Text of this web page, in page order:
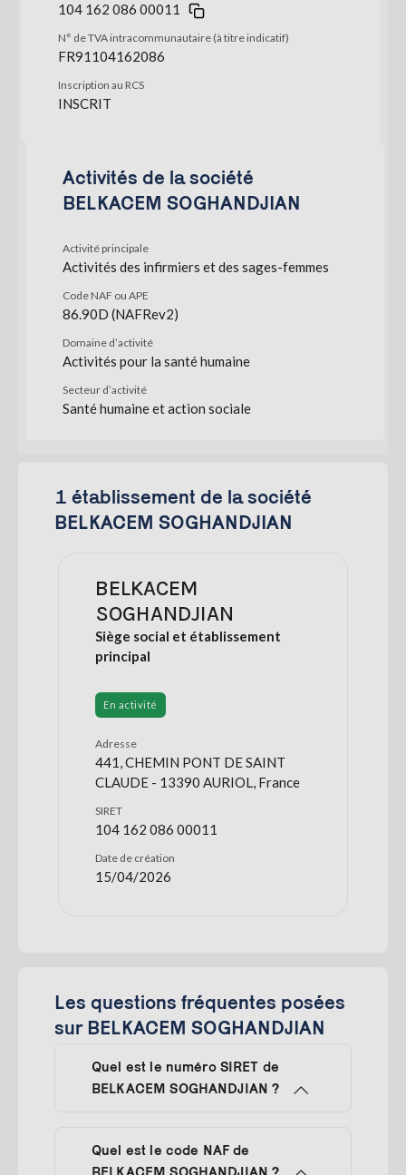
104 162 086 00011
N° de TVA intracommunautaire (à titre indicatif)
FR91104162086
Inscription au RCS
INSCRIT
Activités de la société
BELKACEM SOGHANDJIAN
Activité principale
Activités des infirmiers et des sages-femmes
Code NAF ou APE
86.90D (NAFRev2)
Domaine d’activité
Activités pour la santé humaine
Secteur d’activité
Santé humaine et action sociale
1 établissement de la société
BELKACEM SOGHANDJIAN
BELKACEM
SOGHANDJIAN
Siège social et établissement
principal
En activité
Adresse
441, CHEMIN PONT DE SAINT
CLAUDE - 13390 AURIOL, France
SIRET
104 162 086 00011
Date de création
15/04/2026
Les questions fréquentes posées
sur BELKACEM SOGHANDJIAN
Quel est le numéro SIRET de
BELKACEM SOGHANDJIAN ?
Quel est le code NAF de